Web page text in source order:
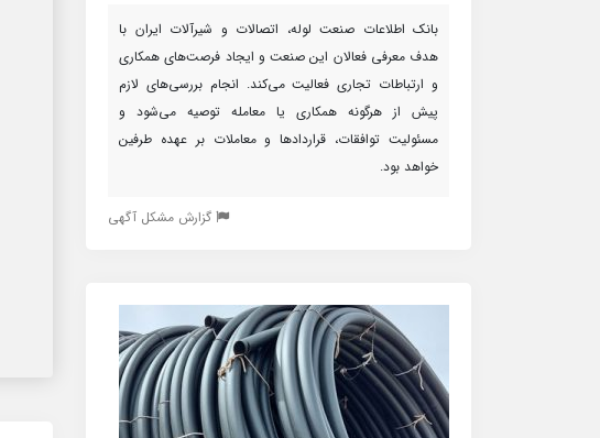
بانک اطلاعات صنعت لوله، اتصالات و شیرآلات ایران با
هدف معرفی فعالان این صنعت و ایجاد فرصت‌های همکاری
و ارتباطات تجاری فعالیت می‌کند. انجام بررسی‌های لازم
پیش از هرگونه همکاری یا معامله توصیه می‌شود و
مسئولیت توافقات، قراردادها و معاملات بر عهده طرفین
خواهد بود.
گزارش مشکل آگهی